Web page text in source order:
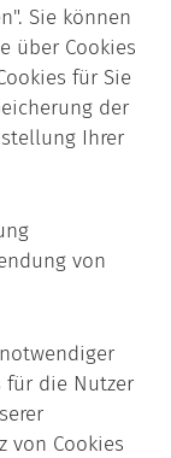
Sie können
über Cookies
für Sie
der
Ihrer
von
für die Nutzer
von Cookies